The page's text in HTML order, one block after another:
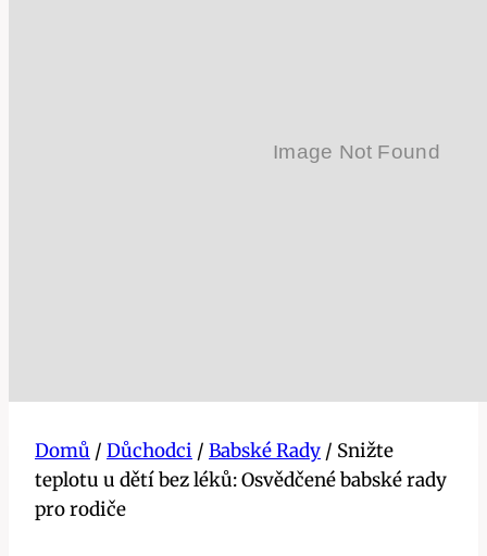
Domů / Důchodci / Babské Rady / Snižte
teplotu u dětí bez léků: Osvědčené babské rady
pro rodiče